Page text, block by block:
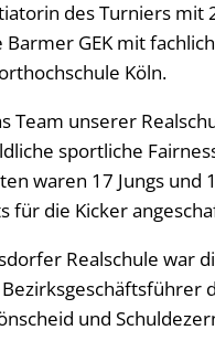
des Turniers mit
Barmer GEK mit
Köln.
Team unserer
sportliche
waren 17 Jungs und
für die Kicker
Realschule war
und